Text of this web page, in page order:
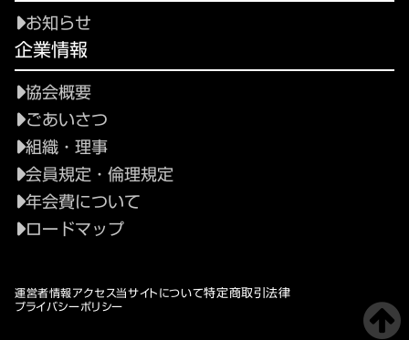
お知らせ
企業情報
協会概要
ごあいさつ
組織・理事
会員規定・倫理規定
年会費について
ロードマップ
運営者情報アクセス当サイトについて特定商取引法律
プライバシーポリシー